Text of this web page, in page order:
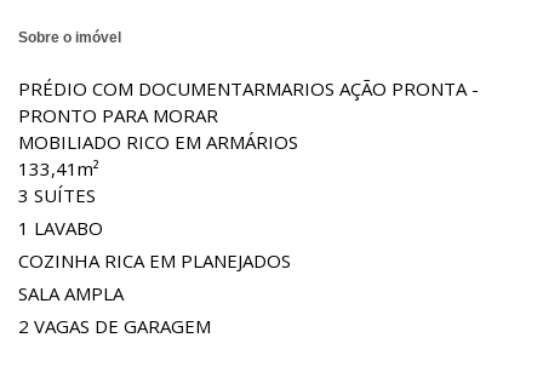
Sobre o imóvel
PRÉDIO COM DOCUMENTARMARIOS AÇÃO PRONTA -
PRONTO PARA MORAR
MOBILIADO RICO EM ARMÁRIOS
133,41m²
3 SUÍTES
1 LAVABO
COZINHA RICA EM PLANEJADOS
SALA AMPLA
2 VAGAS DE GARAGEM